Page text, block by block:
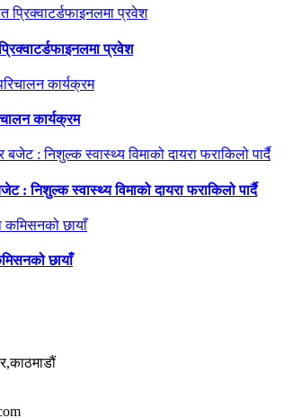
प्रवेश
कार्यक्रम
: निशुल्क स्वास्थ्य विमाको दायरा फराकिलो पार्दै
छायाँ